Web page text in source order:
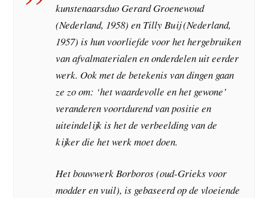
kunstenaarsduo Gerard Groenewoud
(Nederland, 1958) en Tilly Buij (Nederland,
1957) is hun voorliefde voor het hergebruiken
van afvalmaterialen en onderdelen uit eerder
werk. Ook met de betekenis van dingen gaan
ze zo om: ‘het waardevolle en het gewone’
veranderen voortdurend van positie en
uiteindelijk is het de verbeelding van de
kijker die het werk moet doen.
Het bouwwerk Borboros (oud-Grieks voor
modder en vuil), is gebaseerd op de vloeiende